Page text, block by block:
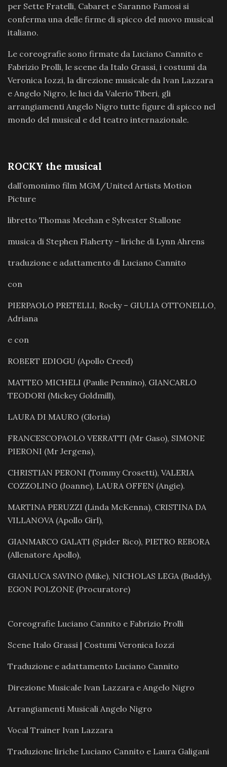
per Sette Fratelli, Cabaret e Saranno Famosi si
conferma una delle firme di spicco del nuovo musical
italiano.
Le coreografie sono firmate da Luciano Cannito e
Fabrizio Prolli, le scene da Italo Grassi, i costumi da
Veronica Iozzi, la direzione musicale da Ivan Lazzara
e Angelo Nigro, le luci da Valerio Tiberi, gli
arrangiamenti Angelo Nigro tutte figure di spicco nel
mondo del musical e del teatro internazionale.
ROCKY the musical
dall’omonimo film MGM/United Artists Motion
Picture
libretto Thomas Meehan e Sylvester Stallone
musica di Stephen Flaherty – liriche di Lynn Ahrens
traduzione e adattamento di Luciano Cannito
con
PIERPAOLO PRETELLI, Rocky – GIULIA OTTONELLO,
Adriana
e con
ROBERT EDIOGU (Apollo Creed)
MATTEO MICHELI (Paulie Pennino), GIANCARLO
TEODORI (Mickey Goldmill),
LAURA DI MAURO (Gloria)
FRANCESCOPAOLO VERRATTI (Mr Gaso), SIMONE
PIERONI (Mr Jergens),
CHRISTIAN PERONI (Tommy Crosetti), VALERIA
COZZOLINO (Joanne), LAURA OFFEN (Angie).
MARTINA PERUZZI (Linda McKenna), CRISTINA DA
VILLANOVA (Apollo Girl),
GIANMARCO GALATI (Spider Rico), PIETRO REBORA
(Allenatore Apollo),
GIANLUCA SAVINO (Mike), NICHOLAS LEGA (Buddy),
EGON POLZONE (Procuratore)
Coreografie Luciano Cannito e Fabrizio Prolli
Scene Italo Grassi | Costumi Veronica Iozzi
Traduzione e adattamento Luciano Cannito
Direzione Musicale Ivan Lazzara e Angelo Nigro
Arrangiamenti Musicali Angelo Nigro
Vocal Trainer Ivan Lazzara
Traduzione liriche Luciano Cannito e Laura Galigani